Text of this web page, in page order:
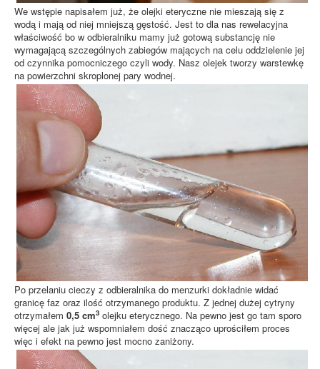
We wstępie napisałem już, że olejki eteryczne nie mieszają się z
wodą i mają od niej mniejszą gęstość. Jest to dla nas rewelacyjna
właściwość bo w odbieralniku mamy już gotową substancję nie
wymagającą szczególnych zabiegów mających na celu oddzielenie jej
od czynnika pomocniczego czyli wody. Nasz olejek tworzy warstewkę
na powierzchni skroplonej pary wodnej.
Po przelaniu cieczy z odbieralnika do menzurki dokładnie widać
granicę faz oraz ilość otrzymanego produktu. Z jednej dużej cytryny
otrzymałem 0,5 cm3 olejku eterycznego. Na pewno jest go tam sporo
więcej ale jak już wspomniałem dość znacząco uprościłem proces
więc i efekt na pewno jest mocno zaniżony.